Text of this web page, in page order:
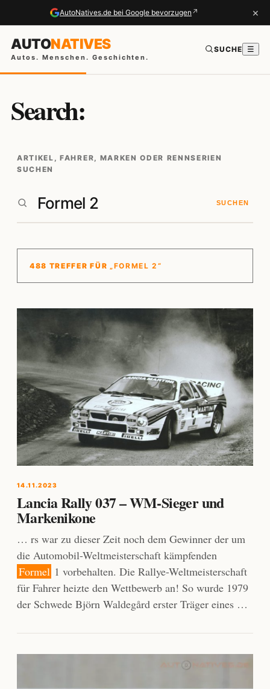
AutoNatives.de bei Google bevorzugen ↗ ×
AUTONATIVES
Autos. Menschen. Geschichten.
SUCHE ☰
Search:
ARTIKEL, FAHRER, MARKEN ODER RENNSERIEN
SUCHEN
SUCHEN
488 TREFFER FÜR „FORMEL 2“
14.11.2023
Lancia Rally 037 – WM-Sieger und
Markenikone
… rs war zu dieser Zeit noch dem Gewinner der um
die Automobil-Weltmeisterschaft kämpfenden
Formel 1 vorbehalten. Die Rallye-Weltmeisterschaft
für Fahrer heizte den Wettbewerb an! So wurde 1979
der Schwede Björn Waldegård erster Träger eines …